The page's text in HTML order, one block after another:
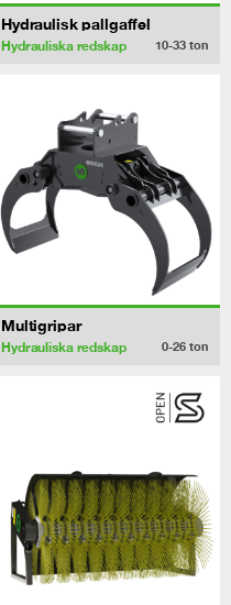
Hydraulisk pallgaffel
Hydrauliska redskap 10-33 ton
Multigripar
Hydrauliska redskap 0-26 ton